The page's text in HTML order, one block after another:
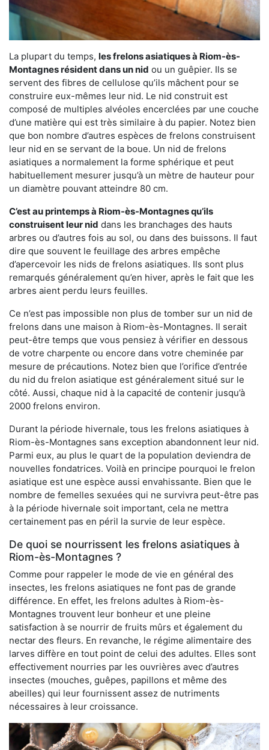
La plupart du temps, les frelons asiatiques à Riom-ès-
Montagnes résident dans un nid ou un guêpier. Ils se
servent des fibres de cellulose qu’ils mâchent pour se
construire eux-mêmes leur nid. Le nid construit est
composé de multiples alvéoles encerclées par une couche
d’une matière qui est très similaire à du papier. Notez bien
que bon nombre d’autres espèces de frelons construisent
leur nid en se servant de la boue. Un nid de frelons
asiatiques a normalement la forme sphérique et peut
habituellement mesurer jusqu’à un mètre de hauteur pour
un diamètre pouvant atteindre 80 cm.
C’est au printemps à Riom-ès-Montagnes qu’ils
construisent leur nid dans les branchages des hauts
arbres ou d’autres fois au sol, ou dans des buissons. Il faut
dire que souvent le feuillage des arbres empêche
d’apercevoir les nids de frelons asiatiques. Ils sont plus
remarqués généralement qu’en hiver, après le fait que les
arbres aient perdu leurs feuilles.
Ce n’est pas impossible non plus de tomber sur un nid de
frelons dans une maison à Riom-ès-Montagnes. Il serait
peut-être temps que vous pensiez à vérifier en dessous
de votre charpente ou encore dans votre cheminée par
mesure de précautions. Notez bien que l’orifice d’entrée
du nid du frelon asiatique est généralement situé sur le
côté. Aussi, chaque nid à la capacité de contenir jusqu’à
2000 frelons environ.
Durant la période hivernale, tous les frelons asiatiques à
Riom-ès-Montagnes sans exception abandonnent leur nid.
Parmi eux, au plus le quart de la population deviendra de
nouvelles fondatrices. Voilà en principe pourquoi le frelon
asiatique est une espèce aussi envahissante. Bien que le
nombre de femelles sexuées qui ne survivra peut-être pas
à la période hivernale soit important, cela ne mettra
certainement pas en péril la survie de leur espèce.
De quoi se nourrissent les frelons asiatiques à
Riom-ès-Montagnes ?
Comme pour rappeler le mode de vie en général des
insectes, les frelons asiatiques ne font pas de grande
différence. En effet, les frelons adultes à Riom-ès-
Montagnes trouvent leur bonheur et une pleine
satisfaction à se nourrir de fruits mûrs et également du
nectar des fleurs. En revanche, le régime alimentaire des
larves diffère en tout point de celui des adultes. Elles sont
effectivement nourries par les ouvrières avec d’autres
insectes (mouches, guêpes, papillons et même des
abeilles) qui leur fournissent assez de nutriments
nécessaires à leur croissance.